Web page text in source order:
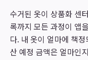
수거된 옷이 상품화 센
록까지 모든 과정이 앱
다. 내 옷이 얼마에 책
산 예정 금액은 얼마인